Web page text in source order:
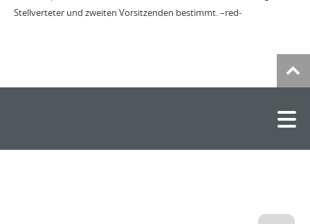
Stellverteter und zweiten Vorsitzenden bestimmt. –red-